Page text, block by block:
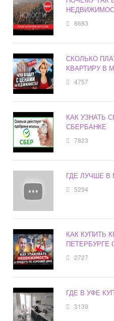
8683
СКОЛЬКО
КВАРТИРУ В
4757
КАК УЗНАТЬ
СБЕРБАНКЕ
7823
ГДЕ ЛУЧШЕ В
5294
КАК КУПИТЬ
2727
ГДЕ В УФЕ
3139